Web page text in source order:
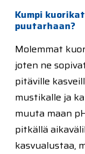
Kumpi
puutarhaan?
Molemmat
joten ne
pitäville
mustikalle ja
muuta maan
pitkällä
kasvualustaa,